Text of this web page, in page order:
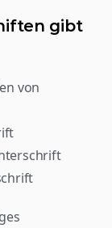
gibt
von